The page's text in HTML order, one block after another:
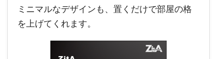
ミニマルなデザインも、置くだけで部屋の格
を上げてくれます。